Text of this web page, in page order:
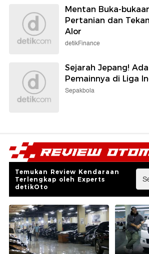
Mentan Buka-
Pertanian dan
Alor
detikFinance
Sejarah Jepang!
Pemainnya di Liga
Sepakbola
Temukan Review Kendaraan
Terlengkap oleh Experts
detikOto